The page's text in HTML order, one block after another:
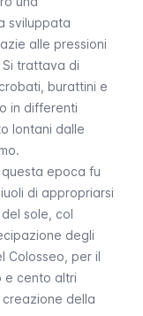
sviluppata
alle pressioni
trattava di
burattini e
in differenti
lontani dalle
epoca fu
di appropriarsi
sole, col
degli
Colosseo, per il
e cento altri
creazione della